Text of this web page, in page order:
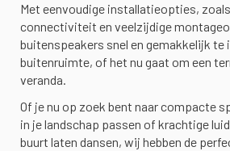
Met eenvoudige installatieopties,
connectiviteit en veelzijdige
buitenspeakers snel en gemakkelijk te
buitenruimte, of het nu gaat om een
veranda.
Of je nu op zoek bent naar compacte
in je landschap passen of krachtige
buurt laten dansen, wij hebben de